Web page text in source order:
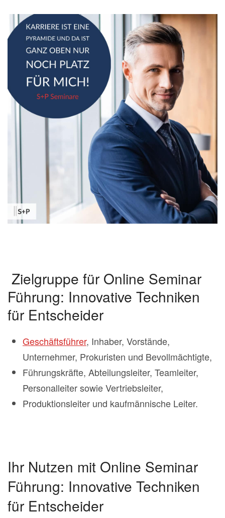
Zielgruppe für Online Seminar
Führung: Innovative Techniken
für Entscheider
Geschäftsführer, Inhaber, Vorstände,
Unternehmer, Prokuristen und Bevollmächtigte,
Führungskräfte, Abteilungsleiter, Teamleiter,
Personalleiter sowie Vertriebsleiter,
Produktionsleiter und kaufmännische Leiter.
Ihr Nutzen mit Online Seminar
Führung: Innovative Techniken
für Entscheider